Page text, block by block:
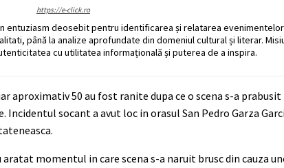
https://e-click.ro
entuziasm deosebit pentru identificarea și relatarea
până la analize aprofundate din domeniul cultural și literar.
cu utilitatea informațională și puterea de a inspira.
aproximativ 50 au fost ranite dupa ce o scena s-a
socant a avut loc in orasul San Pedro Garza
momentul in care scena s-a naruit brusc din cauza